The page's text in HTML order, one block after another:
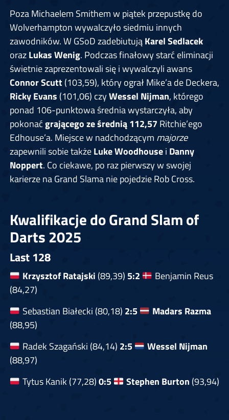
Poza Michaelem Smithem w piątek przepustkę do
Wolverhampton wywalczyło siedmiu innych
zawodników. W GSoD zadebiutująKarel Sedlacek
orazLukas Wenig. Podczas finałowy starć eliminacji
świetnie zaprezentowali się i wywalczyli awans
Connor Scutt(103,59), który ograł Mike’a de Deckera,
Ricky Evans (101,06) czyWessel Nijman, którego
ponad 106-punktowa średnia wystarczyła, aby
pokonaćgrającego ze średnią 112,57 Ritchie’ego
Edhouse’a. Miejsce w nadchodzącym majorze
zapewnili sobie takżeLuke Woodhousei Danny
Noppert. Co ciekawe, po raz pierwszy w swojej
karierze na Grand Slama nie pojedzie Rob Cross.
Kwalifikacje do Grand Slam of
Darts 2025
Last 128
Krzysztof Ratajski (89,39) 5:2
Benjamin Reus
(84,27)
Sebastian Białecki (80,18) 2:5
Madars Razma
(88,95)
Radek Szagański (84,14) 2:5
Wessel Nijman
(88,97)
Tytus Kanik (77,28)0:5 Stephen Burton (93,94)